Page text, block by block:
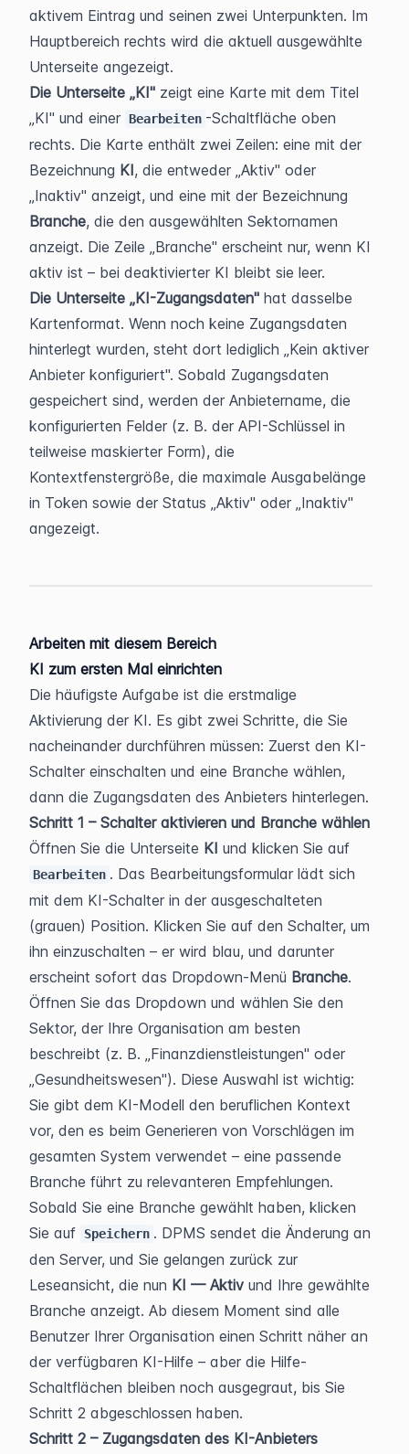
aktivem Eintrag und seinen zwei Unterpunkten. Im
Hauptbereich rechts wird die aktuell ausgewählte
Unterseite angezeigt.
Die Unterseite „KI" zeigt eine Karte mit dem Titel
„KI" und einer Bearbeiten -Schaltfläche oben
rechts. Die Karte enthält zwei Zeilen: eine mit der
Bezeichnung KI, die entweder „Aktiv" oder
Branche, die den ausgewählten Sektornamen
anzeigt. Die Zeile „Branche" erscheint nur, wenn KI
aktiv ist – bei deaktivierter KI bleibt sie leer.
Die Unterseite „KI-Zugangsdaten" hat dasselbe
Kartenformat. Wenn noch keine Zugangsdaten
hinterlegt wurden, steht dort lediglich „Kein aktiver
Anbieter konfiguriert". Sobald Zugangsdaten
gespeichert sind, werden der Anbietername, die
konfigurierten Felder (z. B. der API-Schlüssel in
teilweise maskierter Form), die
Kontextfenstergröße, die maximale Ausgabelänge
in Token sowie der Status „Aktiv" oder „Inaktiv"
angezeigt.
Arbeiten mit diesem Bereich
KI zum ersten Mal einrichten
Die häufigste Aufgabe ist die erstmalige
Aktivierung der KI. Es gibt zwei Schritte, die Sie
nacheinander durchführen müssen: Zuerst den KI-
Schalter einschalten und eine Branche wählen,
dann die Zugangsdaten des Anbieters hinterlegen.
Schritt 1 – Schalter aktivieren und Branche wählen
Öffnen Sie die Unterseite KI
Bearbeiten . Das Bearbeitungsformular lädt sich
mit dem KI-Schalter in der ausgeschalteten
(grauen) Position. Klicken Sie auf den Schalter, um
ihn einzuschalten – er wird blau, und darunter
erscheint sofort das Dropdown-Menü Branche.
Öffnen Sie das Dropdown und wählen Sie den
Sektor, der Ihre Organisation am besten
beschreibt (z. B. „Finanzdienstleistungen" oder
„Gesundheitswesen"). Diese Auswahl ist wichtig:
Sie gibt dem KI-Modell den beruflichen Kontext
vor, den es beim Generieren von Vorschlägen im
gesamten System verwendet – eine passende
Branche führt zu relevanteren Empfehlungen.
Sobald Sie eine Branche gewählt haben, klicken
Sie auf
Speichern . DPMS sendet die Änderung an
den Server, und Sie gelangen zurück zur
Leseansicht, die nun KI — Aktiv und Ihre gewählte
Branche anzeigt. Ab diesem Moment sind alle
Benutzer Ihrer Organisation einen Schritt näher an
der verfügbaren KI-Hilfe – aber die Hilfe-
Schaltflächen bleiben noch ausgegraut, bis Sie
Schritt 2 abgeschlossen haben.
Schritt 2 – Zugangsdaten des KI-Anbieters